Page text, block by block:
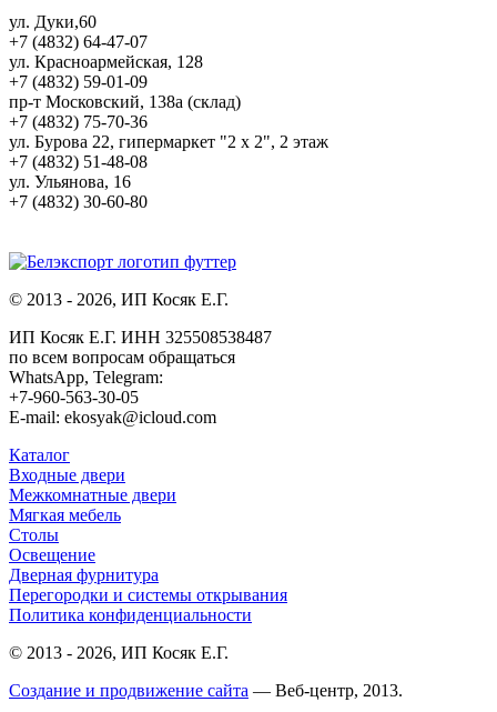
ул. Дуки,60
+7 (4832) 64-47-07
ул. Красноармейская, 128
+7 (4832) 59-01-09
пр-т Московский, 138а (склад)
+7 (4832) 75-70-36
ул. Бурова 22, гипермаркет "2 х 2", 2 этаж
+7 (4832) 51-48-08
ул. Ульянова, 16
+7 (4832) 30-60-80
© 2013 - 2026, ИП Косяк Е.Г.
ИП Косяк Е.Г. ИНН 325508538487
по всем вопросам обращаться
WhatsApp, Telegram:
+7-960-563-30-05
E-mail: ekosyak@icloud.com
Каталог
Входные двери
Межкомнатные двери
Мягкая мебель
Столы
Освещение
Дверная фурнитура
Перегородки и системы открывания
Политика конфиденциальности
© 2013 - 2026, ИП Косяк Е.Г.
Создание и продвижение сайта — Веб-центр, 2013.